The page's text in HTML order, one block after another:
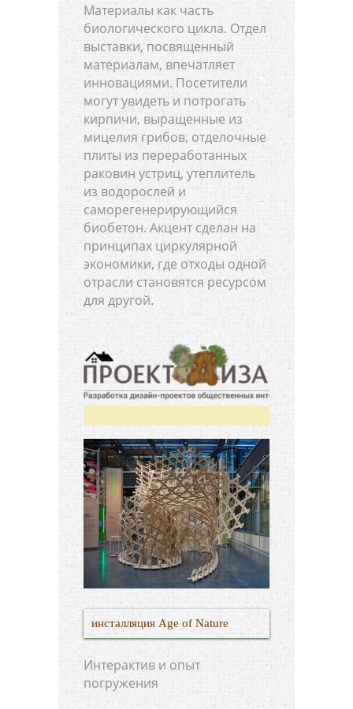
Материалы как часть
биологического цикла. Отдел
выставки, посвященный
материалам, впечатляет
инновациями. Посетители
могут увидеть и потрогать
кирпичи, выращенные из
мицелия грибов, отделочные
плиты из переработанных
раковин устриц, утеплитель
из водорослей и
саморегенерирующийся
биобетон. Акцент сделан на
принципах циркулярной
экономики, где отходы одной
отрасли становятся ресурсом
для другой.
инсталляция Age of Nature
Интерактив и опыт
погружения